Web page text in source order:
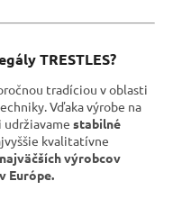
TRESTLES?
tradíciou v oblasti
Vďaka výrobe na
udržiavame stabilné
kvalitatívne
výrobcov
Európe.